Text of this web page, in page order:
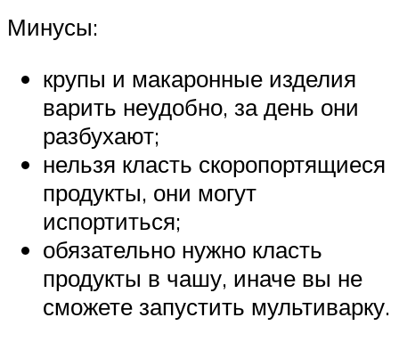
Минусы:
крупы и макаронные изделия
варить неудобно, за день они
разбухают;
нельзя класть скоропортящиеся
продукты, они могут
испортиться;
обязательно нужно класть
продукты в чашу, иначе вы не
сможете запустить мультиварку.